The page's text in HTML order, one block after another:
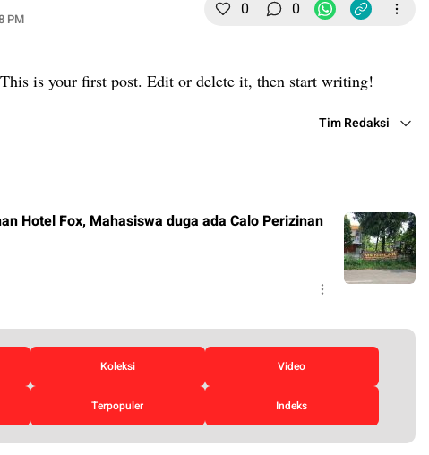
PM 0 0
is your first post. Edit or delete it, then start writing!
Tim Redaksi
Hotel Fox, Mahasiswa duga ada Calo Perizinan
Koleksi Video
Terpopuler Indeks